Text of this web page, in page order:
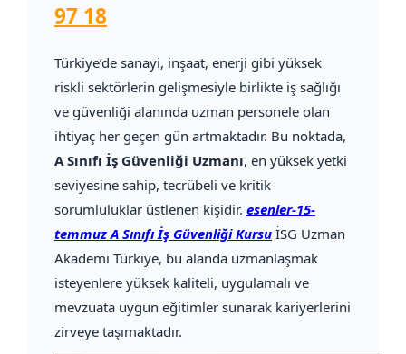
97 18
Türkiye’de sanayi, inşaat, enerji gibi yüksek
riskli sektörlerin gelişmesiyle birlikte iş sağlığı
ve güvenliği alanında uzman personele olan
ihtiyaç her geçen gün artmaktadır. Bu noktada,
A Sınıfı İş Güvenliği Uzmanı, en yüksek yetki
seviyesine sahip, tecrübeli ve kritik
sorumluluklar üstlenen kişidir. esenler-15-
temmuz A Sınıfı İş Güvenliği Kursu İSG Uzman
Akademi Türkiye, bu alanda uzmanlaşmak
isteyenlere yüksek kaliteli, uygulamalı ve
mevzuata uygun eğitimler sunarak kariyerlerini
zirveye taşımaktadır.